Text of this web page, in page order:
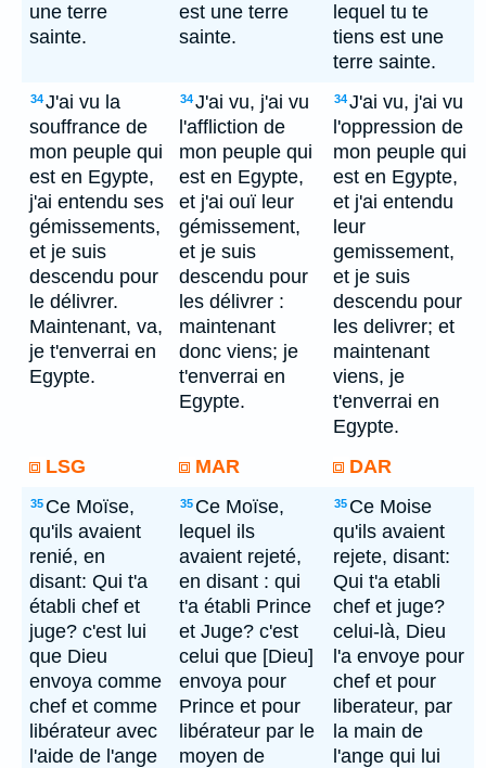
une terre
sainte.
est une terre
sainte.
lequel tu te
tiens est une
terre sainte.
34J'ai vu la
souffrance de
mon peuple qui
est en Egypte,
j'ai entendu ses
gémissements,
et je suis
descendu pour
le délivrer.
Maintenant, va,
je t'enverrai en
Egypte.
34J'ai vu, j'ai vu
l'affliction de
mon peuple qui
est en Egypte,
et j'ai ouï leur
gémissement,
et je suis
descendu pour
les délivrer :
maintenant
donc viens; je
t'enverrai en
Egypte.
34J'ai vu, j'ai vu
l'oppression de
mon peuple qui
est en Egypte,
et j'ai entendu
leur
gemissement,
et je suis
descendu pour
les delivrer; et
maintenant
viens, je
t'enverrai en
Egypte.
LSG
MAR DAR
35 Ce Moïse,
qu'ils avaient
renié, en
disant: Qui t'a
établi chef et
juge? c'est lui
que Dieu
envoya comme
chef et comme
libérateur avec
l'aide de l'ange
35 Ce Moïse,
lequel ils
avaient rejeté,
en disant : qui
t'a établi Prince
et Juge? c'est
celui que [Dieu]
envoya pour
Prince et pour
libérateur par le
moyen de
35 Ce Moise
qu'ils avaient
rejete, disant:
Qui t'a etabli
chef et juge?
celui-là, Dieu
l'a envoye pour
chef et pour
liberateur, par
la main de
l'ange qui lui